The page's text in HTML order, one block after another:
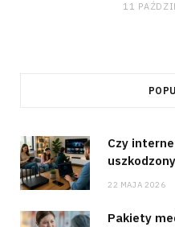
11
Czy
22 MAJA 2026
Pakiety